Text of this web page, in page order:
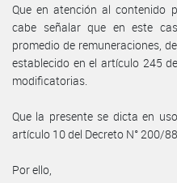
Que en atención al contenido
cabe señalar que en este
promedio de remuneraciones,
establecido en el artículo 245
modificatorias.
Que la presente se dicta en
artículo 10 del Decreto N° 200/
Por ello,